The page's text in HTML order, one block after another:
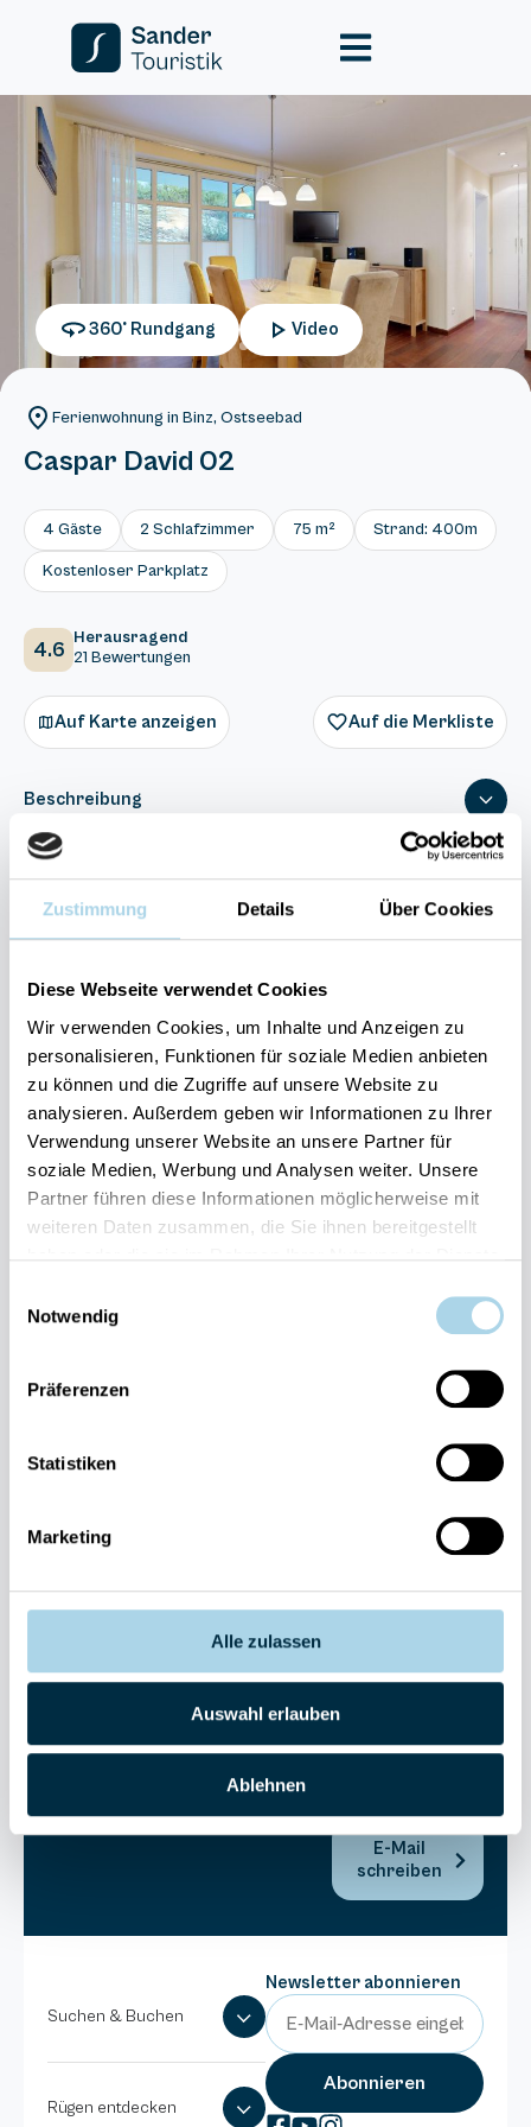
Zustimmung Details Über Cookies
Diese Webseite verwendet Cookies
Wir verwenden Cookies, um Inhalte und Anzeigen zu
personalisieren, Funktionen für soziale Medien anbieten
zu können und die Zugriffe auf unsere Website zu
analysieren. Außerdem geben wir Informationen zu Ihrer
Verwendung unserer Website an unsere Partner für
soziale Medien, Werbung und Analysen weiter. Unsere
Partner führen diese Informationen möglicherweise mit
weiteren Daten zusammen, die Sie ihnen bereitgestellt
Notwendig
Präferenzen
Statistiken
Marketing
Alle zulassen
Auswahl erlauben
Ablehnen
360° Rundgang Video
Ferienwohnung in Binz, Ostseebad
Caspar David 02
4 Gäste 2 Schlafzimmer 75 m² Strand: 400m
Kostenloser Parkplatz
4.6 Herausragend
21 Bewertungen
Auf Karte anzeigen Auf die Merkliste
Beschreibung
Ausstattung
Ihre Vorteile auf einen Blick:
Bestpreis-Garantie für Ihren Urlaub
Flexible An- und Abreise 24/7 möglich
Risikofrei bis 60 Tage vorher stornieren
Sofortige Buchungsbestätigung
Persönlicher Gästeservice vor Ort Transparente
Fragen und Wünsche?
173980
Binzer
E-Mail
schreiben
Suchen & Buchen
Rügen entdecken
Newsletter abonnieren